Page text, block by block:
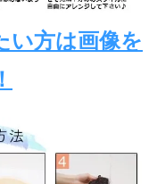
い方は画像を